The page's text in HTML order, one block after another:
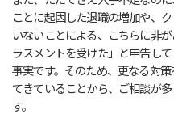
ことに起因した退職の増加や、
いないことによる、こちらに非
ラスメントを受けた」と申告し
事実です。そのため、更なる対
てきていることから、ご相談が
す。